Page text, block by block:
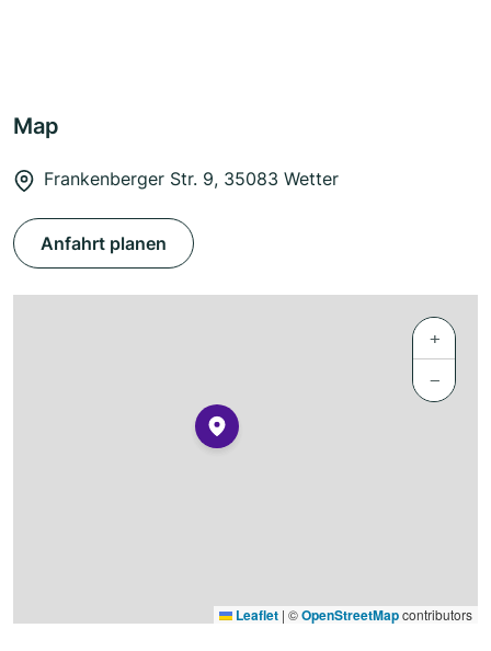
Map
Frankenberger Str. 9, 35083 Wetter
Anfahrt planen
+
−
Leaflet | ©OpenStreetMapcontributors